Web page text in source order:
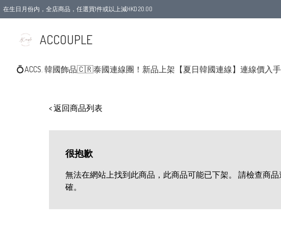
在生日月份内，全店商品，任選買1件或以上減HKD 20.00
ACCOUPLE
💍ACCS. 韓國飾品🇨🇷泰國連線團！新品上架 【夏日韓國連線】連線價入
< 返回商品列表
很抱歉
無法在網站上找到此商品，此商品可能已下架。 請檢查商
確。